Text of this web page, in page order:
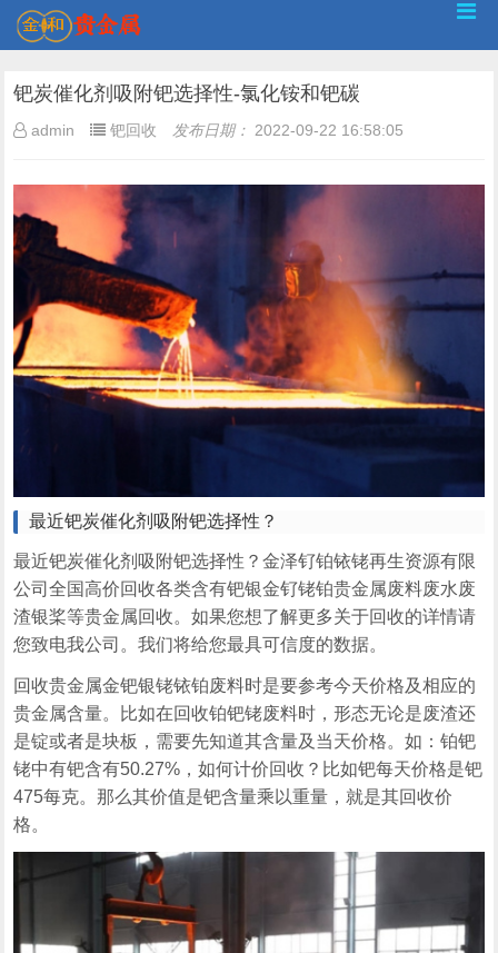
钯炭催化剂吸附钯选择性-氯化铵和钯碳
admin 钯回收 发布日期： 2022-09-22 16:58:05
最近钯炭催化剂吸附钯选择性？
最近钯炭催化剂吸附钯选择性？金泽钌铂铱铑再生资源有限
公司全国高价回收各类含有钯银金钌铑铂贵金属废料废水废
渣银桨等贵金属回收。如果您想了解更多关于回收的详情请
您致电我公司。我们将给您最具可信度的数据。
回收贵金属金钯银铑铱铂废料时是要参考今天价格及相应的
贵金属含量。比如在回收铂钯铑废料时，形态无论是废渣还
是锭或者是块板，需要先知道其含量及当天价格。如：铂钯
铑中有钯含有50.27%，如何计价回收？比如钯每天价格是钯
475每克。那么其价值是钯含量乘以重量，就是其回收价
格。